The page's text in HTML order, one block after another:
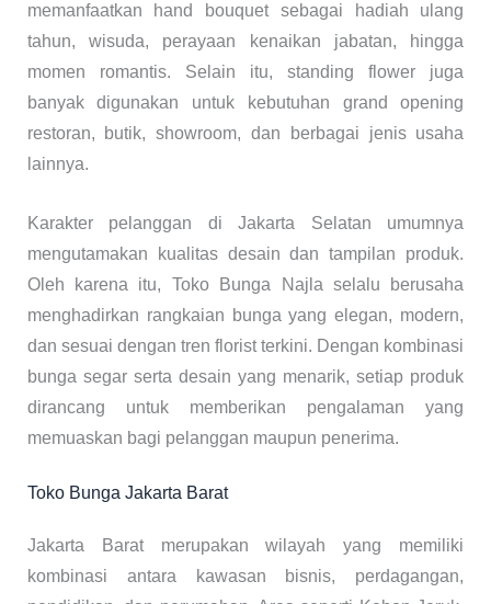
memanfaatkan hand bouquet sebagai hadiah ulang
tahun, wisuda, perayaan kenaikan jabatan, hingga
momen romantis. Selain itu, standing flower juga
banyak digunakan untuk kebutuhan grand opening
restoran, butik, showroom, dan berbagai jenis usaha
lainnya.
Karakter pelanggan di Jakarta Selatan umumnya
mengutamakan kualitas desain dan tampilan produk.
Oleh karena itu, Toko Bunga Najla selalu berusaha
menghadirkan rangkaian bunga yang elegan, modern,
dan sesuai dengan tren florist terkini. Dengan kombinasi
bunga segar serta desain yang menarik, setiap produk
dirancang untuk memberikan pengalaman yang
memuaskan bagi pelanggan maupun penerima.
Toko Bunga Jakarta Barat
Jakarta Barat merupakan wilayah yang memiliki
kombinasi antara kawasan bisnis, perdagangan,